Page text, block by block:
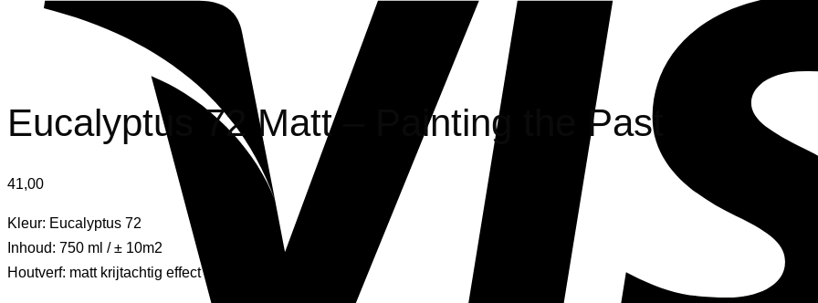
Eucalyptus 72 Matt – Painting the Past
41,00
Kleur: Eucalyptus 72
Inhoud: 750 ml / ± 10m2
Houtverf: matt krijtachtig effect